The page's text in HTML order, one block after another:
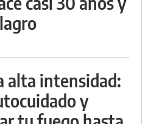
alta intensidad:
y